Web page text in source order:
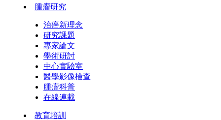
腫瘤研究
治癌新理念
研究課題
專家論文
學術研討
中心實驗室
醫學影像檢查
腫瘤科普
在線連載
教育培訓